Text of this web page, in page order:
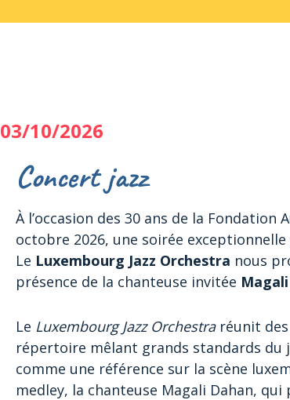
03/10/2026
Concert jazz
À l’occasion des 30 ans de la
octobre 2026, une soirée
Le Luxembourg Jazz Orchestra nous
présence de la chanteuse invitée
Le Luxembourg Jazz Orchestra réunit des
répertoire mêlant grands standards du
comme une référence sur la scène
medley, la chanteuse Magali Dahan,